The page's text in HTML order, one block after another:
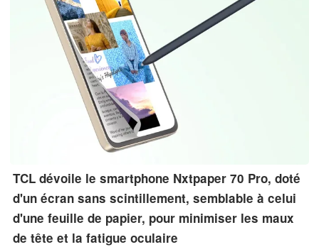
TCL dévoile le smartphone Nxtpaper 70 Pro, doté
d'un écran sans scintillement, semblable à celui
d'une feuille de papier, pour minimiser les maux
de tête et la fatigue oculaire